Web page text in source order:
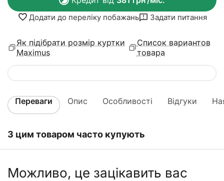
Додати до переліку побажань Задати питання
Як підібрати розмір куртки
Maximus
Список вариантов
товара
Переваги Опис Особливості Відгуки
З цим товаром часто купують
Можливо, це зацікавить вас